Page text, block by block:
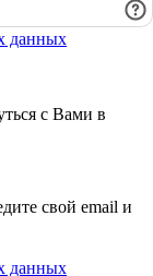
данных
с Вами в
свой email и
данных